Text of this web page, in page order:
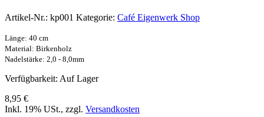
Artikel-Nr.: kp001 Kategorie: Café Eigenwerk Shop
Länge: 40 cm
Material: Birkenholz
Nadelstärke: 2,0 - 8,0mm
Verfügbarkeit: Auf Lager
8,95 €
Inkl. 19% USt., zzgl. Versandkosten